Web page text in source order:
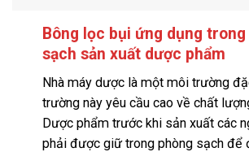
Bông lọc bụi ứng dụng
sạch sản xuất dược phẩm
Nhà máy dược là một môi trường
trường này yêu cầu cao về chất
Dược phẩm trước khi sản xuất các
phải được giữ trong phòng sạch để